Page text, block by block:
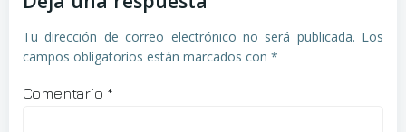
Tu dirección de correo electrónico no será publicada. Los
campos obligatorios están marcados con *
Comentario *